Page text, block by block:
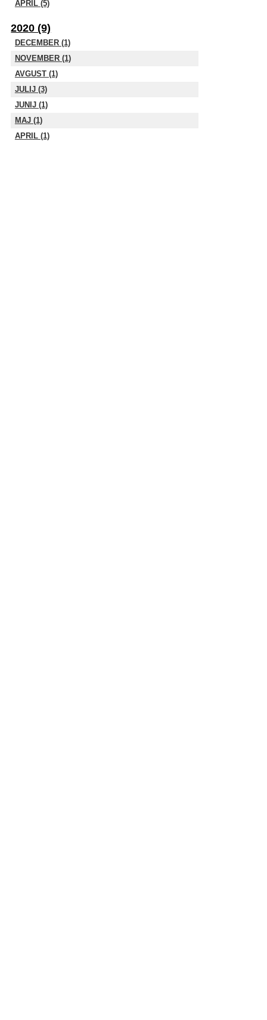
APRIL (5)
2020 (9)
DECEMBER (1)
NOVEMBER (1)
AVGUST (1)
JULIJ (3)
JUNIJ (1)
MAJ (1)
APRIL (1)